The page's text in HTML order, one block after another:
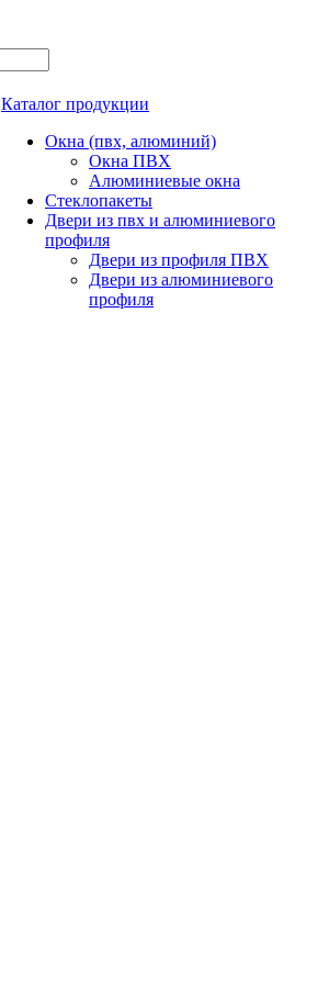
Каталог продукции
Окна (пвх, алюминий)
Окна ПВХ
Алюминиевые окна
Стеклопакеты
Двери из пвх и алюминиевого
профиля
Двери из профиля ПВХ
Двери из алюминиевого
профиля